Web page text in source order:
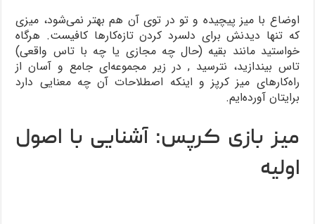
اوضاع با میز پیچیده و تو در توی آن هم بهتر نمی‌شود، میزی
که تنها دیدنش برای دلسرد کردن تازه‌کارها کافیست. هرگاه
خواستید مانند بقیه (حال چه مجازی یا چه با تاس واقعی)
تاس بیندازید، نترسید , در زیر مجموعه‌ای جامع و آسان از
راه‌کارهای میز کرپز و اینکه اصطلاحات آن چه معنایی دارد
برایتان آورده‌ایم.
میز بازی کرپس: آشنایی با اصول
اولیه